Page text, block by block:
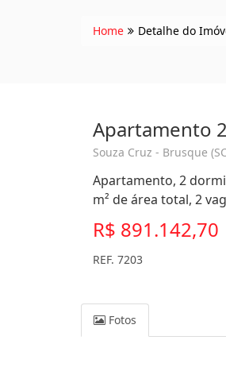
Home Detalhe do
Apartamento
Souza Cruz - Brusque
Apartamento, 2
m² de área total, 2
R$ 891.142,70
REF. 7203
Fotos